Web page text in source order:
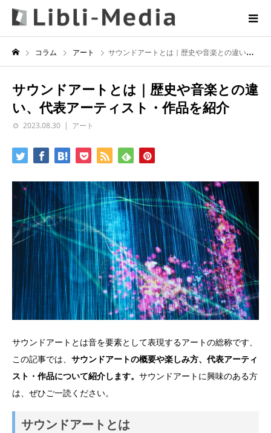
コラム アート サウンドアートとは｜歴史や音楽との違い、代表アーティスト・作品を紹介
サウンドアートとは｜歴史や音楽との違
い、代表アーティスト・作品を紹介
2023.08.30 アート
サウンドアートとは音を要素として表現するアートの総称です、
この記事では、 サウンドアートの概要や楽しみ方、代表アーティ
スト・作品について紹介します。 サウンドアートに興味のある方
は、ぜひご一読ください。
サウンドアートとは